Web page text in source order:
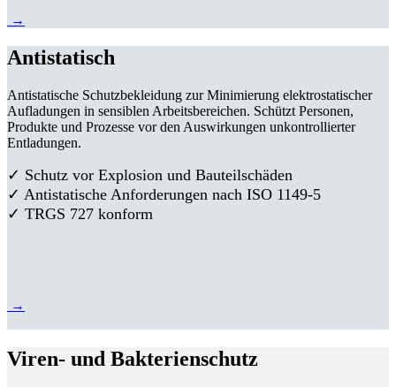
→
Antistatisch
Antistatische Schutzbekleidung zur Minimierung elektrostatischer
Aufladungen in sensiblen Arbeitsbereichen. Schützt Personen,
Produkte und Prozesse vor den Auswirkungen unkontrollierter
Entladungen.
✓ Schutz vor Explosion und Bauteilschäden
✓ Antistatische Anforderungen nach ISO 1149-5
✓ TRGS 727 konform
→
Viren- und Bakterienschutz